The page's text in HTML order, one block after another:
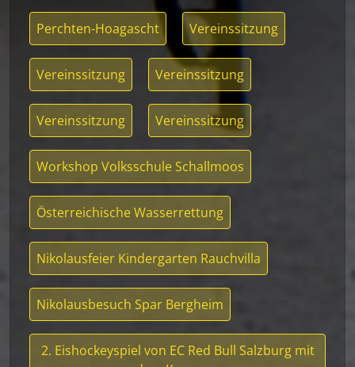
Perchten-Hoagascht Vereinssitzung
Vereinssitzung Vereinssitzung
Vereinssitzung Vereinssitzung
Workshop Volksschule Schallmoos
Österreichische Wasserrettung
Nikolausfeier Kindergarten Rauchvilla
Nikolausbesuch Spar Bergheim
2. Eishockeyspiel von EC Red Bull Salzburg mit